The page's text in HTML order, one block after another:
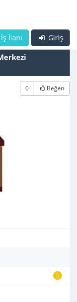
Giriş
İlanı
0 Beğen
5